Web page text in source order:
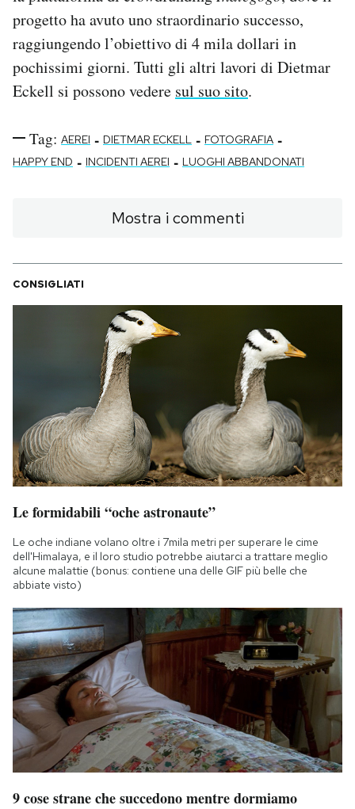
progetto ha avuto uno straordinario successo,
raggiungendo l’obiettivo di 4 mila dollari in
pochissimi giorni. Tutti gli altri lavori di Dietmar
Eckell si possono vedere sul suo sito.
Tag: AEREI - DIETMAR ECKELL - FOTOGRAFIA -
HAPPY END - INCIDENTI AEREI - LUOGHI ABBANDONATI
Mostra i commenti
CONSIGLIATI
Le formidabili “oche astronaute”
Le oche indiane volano oltre i 7mila metri per superare le cime
dell'Himalaya, e il loro studio potrebbe aiutarci a trattare meglio
alcune malattie (bonus: contiene una delle GIF più belle che
abbiate visto)
9 cose strane che succedono mentre dormiamo